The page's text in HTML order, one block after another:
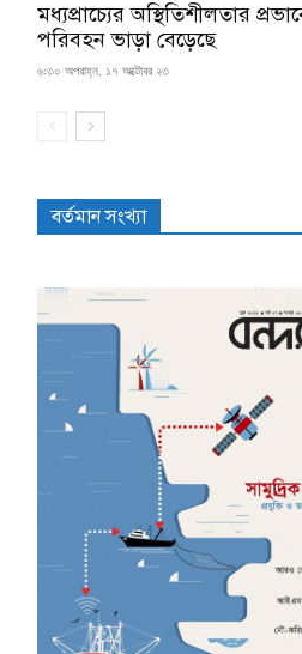
মধ্যপ্রাচ্যের অস্থিতিশীলতার
পরিবহন ভাড়া বেড়েছে
৬:৩০ অপরাহ্ন, ১৭ অক্টোবর ২৩
বর্তমান সংখ্যা